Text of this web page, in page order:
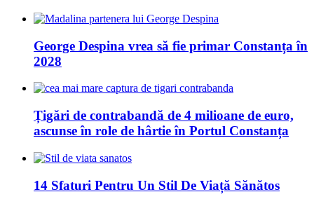
George Despina vrea să fie primar Constanța în
2028
Țigări de contrabandă de 4 milioane de euro,
ascunse în role de hârtie în Portul Constanța
14 Sfaturi Pentru Un Stil De Viață Sănătos